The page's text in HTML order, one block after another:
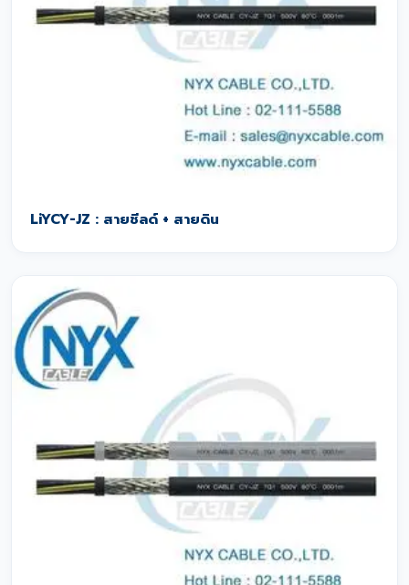
LiYCY-JZ : สายชีลด์ + สายดิน